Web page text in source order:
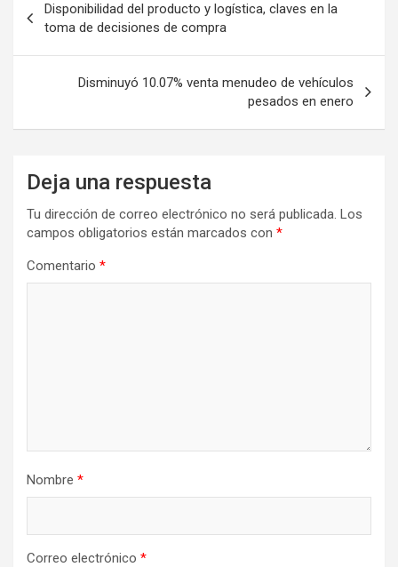
de
entradas
Disponibilidad del producto y logística, claves en la
toma de decisiones de compra
Disminuyó 10.07% venta menudeo de vehículos
pesados en enero
Deja una respuesta
Tu dirección de correo electrónico no será publicada. Los
campos obligatorios están marcados con *
Comentario *
Nombre *
Correo electrónico *